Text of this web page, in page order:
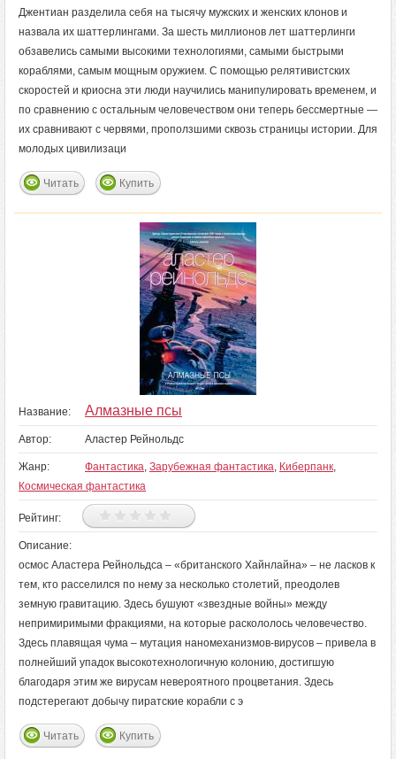
Джентиан разделила себя на тысячу мужских и женских клонов и
назвала их шаттерлингами. За шесть миллионов лет шаттерлинги
обзавелись самыми высокими технологиями, самыми быстрыми
кораблями, самым мощным оружием. С помощью релятивистских
скоростей и криосна эти люди научились манипулировать временем, и
по сравнению с остальным человечеством они теперь бессмертные —
их сравнивают с червями, проползшими сквозь страницы истории. Для
молодых цивилизаци
Читать Купить
Название: Алмазные псы
Автор: Аластер Рейнольдс
Жанр: Фантастика, Зарубежная фантастика, Киберпанк,
Космическая фантастика
Рейтинг:
Описание:
осмос Аластера Рейнольдса – «британского Хайнлайна» – не ласков к
тем, кто расселился по нему за несколько столетий, преодолев
земную гравитацию. Здесь бушуют «звездные войны» между
непримиримыми фракциями, на которые раскололось человечество.
Здесь плавящая чума – мутация наномеханизмов-вирусов – привела в
полнейший упадок высокотехнологичную колонию, достигшую
благодаря этим же вирусам невероятного процветания. Здесь
подстерегают добычу пиратские корабли с э
Читать Купить